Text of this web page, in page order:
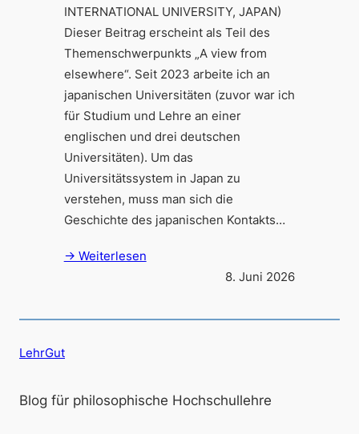
INTERNATIONAL UNIVERSITY, JAPAN)
Dieser Beitrag erscheint als Teil des
Themenschwerpunkts „A view from
elsewhere“. Seit 2023 arbeite ich an
japanischen Universitäten (zuvor war ich
für Studium und Lehre an einer
englischen und drei deutschen
Universitäten). Um das
Universitätssystem in Japan zu
verstehen, muss man sich die
Geschichte des japanischen Kontakts…
→ Weiterlesen
8. Juni 2026
LehrGut
Blog für philosophische Hochschullehre